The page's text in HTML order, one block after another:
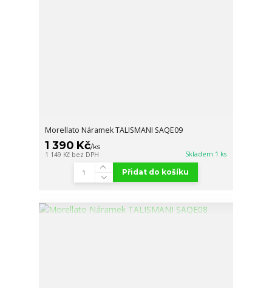
Morellato Náramek TALISMANI SAQE09
1 390 Kč/ks
1 149 Kč bez DPH Skladem 1 ks
Přidat do košíku